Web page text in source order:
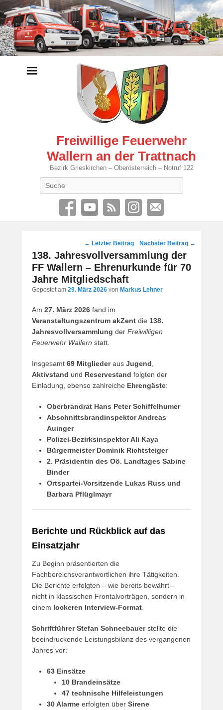
Freiwillige Feuerwehr
Wallern an der Trattnach
Bezirk Grieskirchen – Oberösterreich – Notruf 122
Post
navigation
← Letzter Beitrag Nächster Beitrag →
138. Jahresvollversammlung der
FF Wallern – Ehrenurkunde für 70
Jahre Mitgliedschaft
Gepostet am 29. März 2026 von Markus Lehner
Am 27. März 2026 fand im
Veranstaltungszentrum akZent die 138.
Jahresvollversammlung der Freiwilligen
Feuerwehr Wallern statt.
Insgesamt 69 Mitgliederaus Jugend
Aktivstand und Reservestand folgten der
Einladung, ebenso zahlreiche Ehrengäste:
Oberbrandrat Hans Peter Schiffelhumer
Abschnittsbrandinspektor Andreas
Auinger
Polizei-Bezirksinspektor Ali Kaya
Bürgermeister Dominik Richtsteiger
2. Präsidentin des Oö. Landtages Sabine
Binder
Ortspartei-Vorsitzende Lukas Russ und
Barbara Pflüglmayr
Berichte und Rückblick auf das
Einsatzjahr
Zu Beginn präsentierten die
Fachbereichsverantwortlichen ihre Tätigkeiten.
Die Berichte erfolgten – wie bereits bewährt –
nicht in klassischen Frontalvorträgen, sondern in
einem lockeren Interview-Format
Schriftführer Stefan Schneebauerstellte die
beeindruckende Leistungsbilanz des vergangenen
Jahres vor:
63 Einsätze
10 Brandeinsätze
47 technische Hilfeleistungen
30 Alarme erfolgten über Sirene